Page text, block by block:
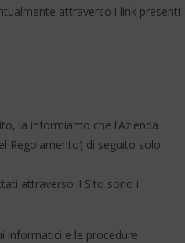
attraverso i link presenti
la informiamo che l’Azienda
Regolamento) di seguito solo
attraverso il Sito sono i
informatici e le procedure